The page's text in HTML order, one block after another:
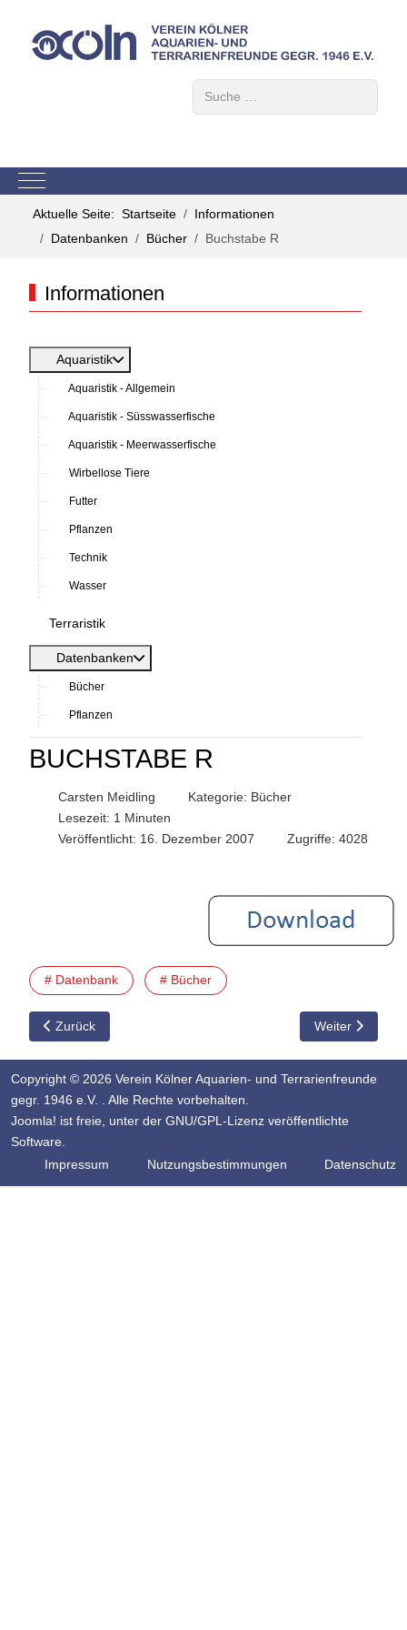
Mobile Menu Toggle
Aktuelle Seite: Startseite
Informationen
Datenbanken
Bücher Buchstabe R
Informationen
Aquaristik
Aquaristik - Allgemein
Aquaristik - Süsswasserfische
Aquaristik - Meerwasserfische
Wirbellose Tiere
Futter
Pflanzen
Technik
Wasser
Terraristik
Datenbanken
Bücher
Pflanzen
BUCHSTABE R
Carsten Meidling Kategorie: Bücher
Lesezeit: 1 Minuten
Veröffentlicht: 16. Dezember 2007
Zugriffe: 4028
# Datenbank # Bücher
Vorheriger Beitrag: Buchstabe Q
Zurück Nächster
Weiter
Copyright © 2026 Verein Kölner Aquarien- und Terrarienfreunde
gegr. 1946 e.V. . Alle Rechte vorbehalten.
Joomla! ist freie, unter der GNU/GPL-Lizenz veröffentlichte
Software.
Impressum
Nutzungsbestimmungen Datenschutz